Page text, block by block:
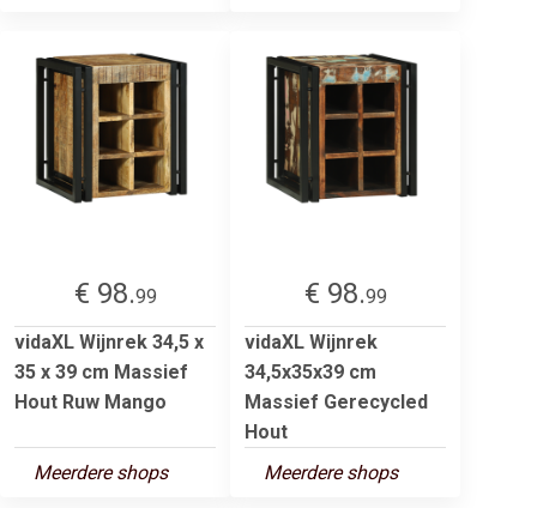
€ 98.99
vidaXL Wijnrek 34,5 x
35 x 39 cm Massief
Hout Ruw Mango
Meerdere shops
€ 98.99
vidaXL Wijnrek
34,5x35x39 cm
Massief Gerecycled
Hout
Meerdere shops